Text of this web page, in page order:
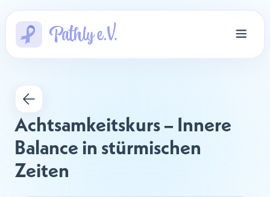
Achtsamkeitskurs – Innere
Balance in stürmischen
Zeiten